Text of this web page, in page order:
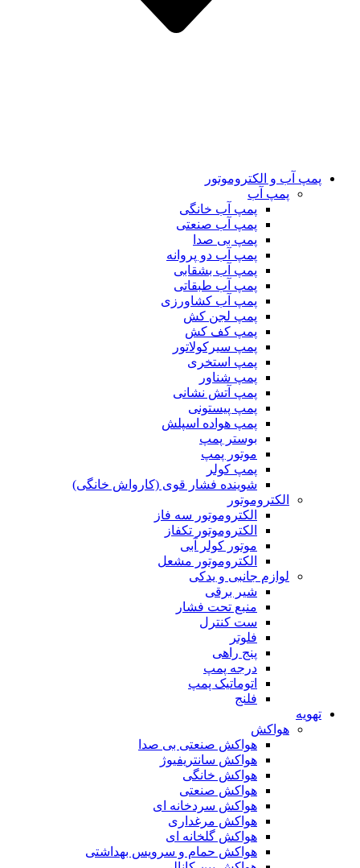
پمپ آب و الکتروموتور
پمپ آب
پمپ آب خانگی
پمپ آب صنعتی
پمپ بی صدا
پمپ آب دو پروانه
پمپ آب بشقابی
پمپ آب طبقاتی
پمپ آب کشاورزی
پمپ لجن کش
پمپ کف کش
پمپ سیرکولاتور
پمپ استخری
پمپ شناور
پمپ آتش نشانی
پمپ پیستونی
پمپ هواده اسپلش
بوستر پمپ
موتور پمپ
پمپ کولر
شوینده فشار قوی (کارواش خانگی)
الکتروموتور
الکتروموتور سه فاز
الکتروموتور تکفاز
موتور کولر آبی
الکتروموتور مشعل
لوازم جانبی و یدکی
شیر برقی
منبع تحت فشار
ست کنترل
فلوتر
پنج راهی
درجه پمپ
اتوماتیک پمپ
فلنج
تهویه
هواکش
هواکش صنعتی بی صدا
هواکش سانتریفیوژ
هواکش خانگی
هواکش صنعتی
هواکش سردخانه ای
هواکش مرغداری
هواکش گلخانه ای
هواکش حمام و سرویس بهداشتی